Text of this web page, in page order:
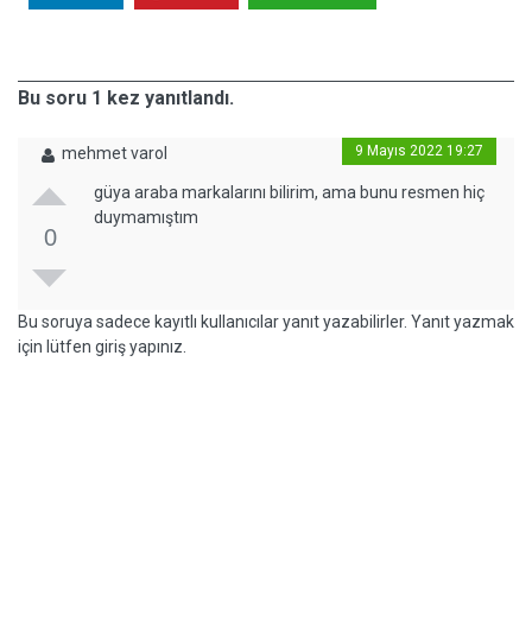
Bu soru 1 kez yanıtlandı.
mehmet varol 9 Mayıs 2022 19:27
0
güya araba markalarını bilirim, ama bunu resmen hiç
duymamıştım
Bu soruya sadece kayıtlı kullanıcılar yanıt yazabilirler. Yanıt yazmak
için lütfen giriş yapınız.